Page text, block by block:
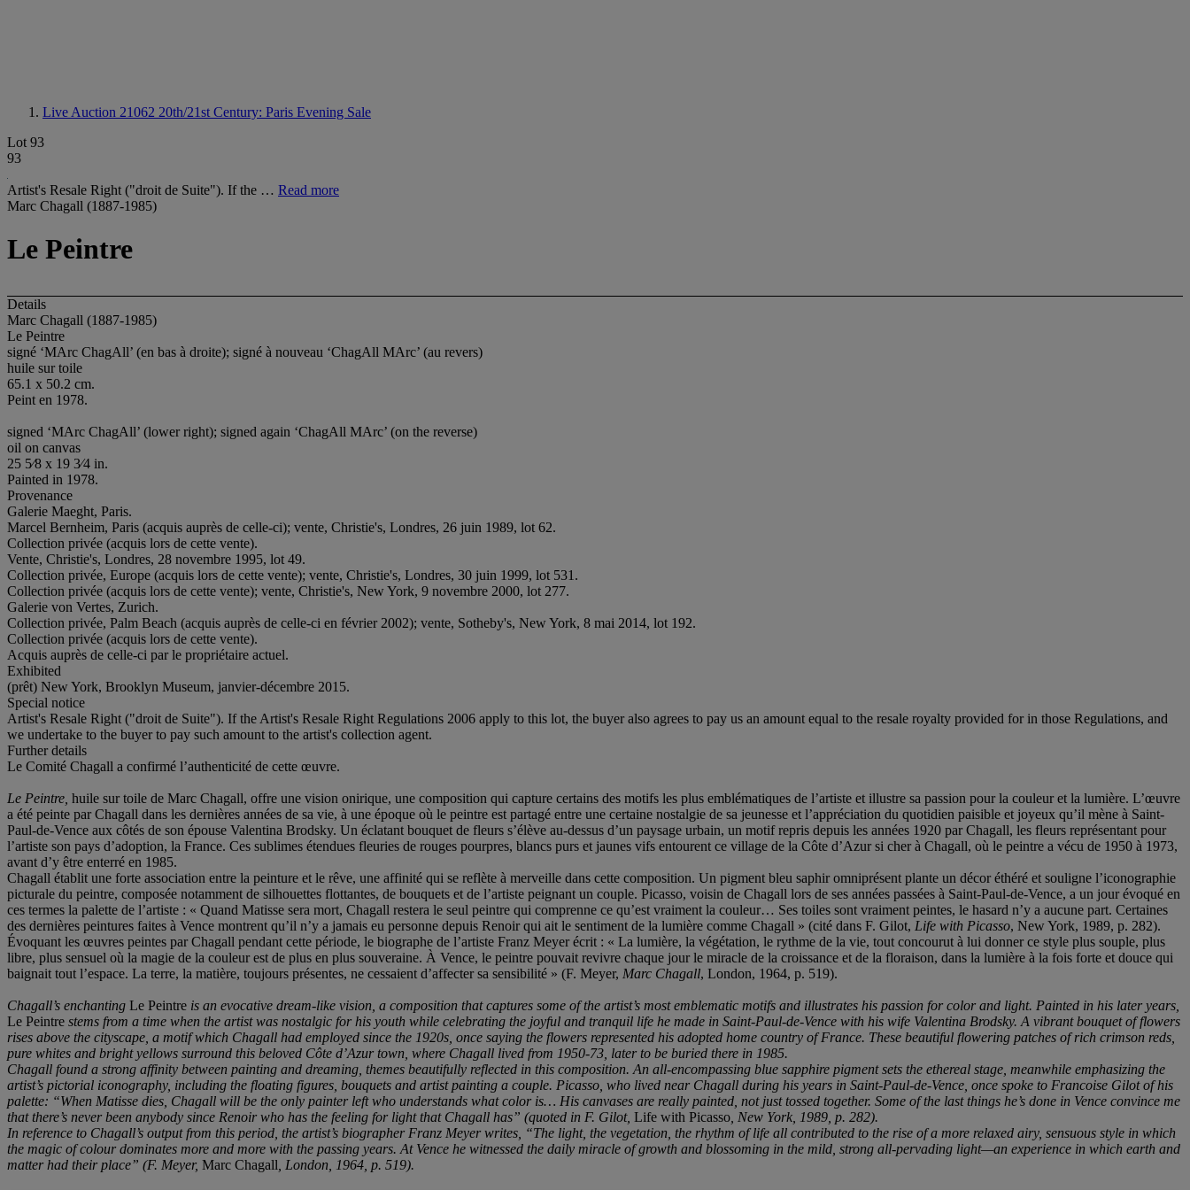
Live Auction 21062 20th/21st Century: Paris Evening Sale
Lot 93
93
Artist's Resale Right ("droit de Suite"). If the … Read more
Marc Chagall (1887-1985)
Le Peintre
Details
Marc Chagall (1887-1985)
Le Peintre
signé ‘MArc ChagAll’ (en bas à droite); signé à nouveau ‘ChagAll MArc’ (au revers)
huile sur toile
65.1 x 50.2 cm.
Peint en 1978.
signed ‘MArc ChagAll’ (lower right); signed again ‘ChagAll MArc’ (on the reverse)
oil on canvas
25 5⁄8 x 19 3⁄4 in.
Painted in 1978.
Provenance
Galerie Maeght, Paris.
Marcel Bernheim, Paris (acquis auprès de celle-ci); vente, Christie's, Londres, 26 juin 1989, lot 62.
Collection privée (acquis lors de cette vente).
Vente, Christie's, Londres, 28 novembre 1995, lot 49.
Collection privée, Europe (acquis lors de cette vente); vente, Christie's, Londres, 30 juin 1999, lot 531.
Collection privée (acquis lors de cette vente); vente, Christie's, New York, 9 novembre 2000, lot 277.
Galerie von Vertes, Zurich.
Collection privée, Palm Beach (acquis auprès de celle-ci en février 2002); vente, Sotheby's, New York, 8 mai 2014, lot 192.
Collection privée (acquis lors de cette vente).
Acquis auprès de celle-ci par le propriétaire actuel.
Exhibited
(prêt) New York, Brooklyn Museum, janvier-décembre 2015.
Special notice
Artist's Resale Right ("droit de Suite"). If the Artist's Resale Right Regulations 2006 apply to this lot, the buyer also agrees to pay us an amount equal to the resale royalty provided for in those Regulations, and
we undertake to the buyer to pay such amount to the artist's collection agent.
Further details
Le Comité Chagall a confirmé l’authenticité de cette œuvre.
Le Peintre, huile sur toile de Marc Chagall, offre une vision onirique, une composition qui capture certains des motifs les plus emblématiques de l’artiste et illustre sa passion pour la couleur et la lumière. L’œuvre
a été peinte par Chagall dans les dernières années de sa vie, à une époque où le peintre est partagé entre une certaine nostalgie de sa jeunesse et l’appréciation du quotidien paisible et joyeux qu’il mène à Saint-
Paul-de-Vence aux côtés de son épouse Valentina Brodsky. Un éclatant bouquet de fleurs s’élève au-dessus d’un paysage urbain, un motif repris depuis les années 1920 par Chagall, les fleurs représentant pour
l’artiste son pays d’adoption, la France. Ces sublimes étendues fleuries de rouges pourpres, blancs purs et jaunes vifs entourent ce village de la Côte d’Azur si cher à Chagall, où le peintre a vécu de 1950 à 1973,
avant d’y être enterré en 1985.
Chagall établit une forte association entre la peinture et le rêve, une affinité qui se reflète à merveille dans cette composition. Un pigment bleu saphir omniprésent plante un décor éthéré et souligne l’iconographie
picturale du peintre, composée notamment de silhouettes flottantes, de bouquets et de l’artiste peignant un couple. Picasso, voisin de Chagall lors de ses années passées à Saint-Paul-de-Vence, a un jour évoqué en
ces termes la palette de l’artiste : « Quand Matisse sera mort, Chagall restera le seul peintre qui comprenne ce qu’est vraiment la couleur… Ses toiles sont vraiment peintes, le hasard n’y a aucune part. Certaines
des dernières peintures faites à Vence montrent qu’il n’y a jamais eu personne depuis Renoir qui ait le sentiment de la lumière comme Chagall » (cité dans F. Gilot, Life with Picasso, New York, 1989, p. 282).
Évoquant les œuvres peintes par Chagall pendant cette période, le biographe de l’artiste Franz Meyer écrit : « La lumière, la végétation, le rythme de la vie, tout concourut à lui donner ce style plus souple, plus
libre, plus sensuel où la magie de la couleur est de plus en plus souveraine. À Vence, le peintre pouvait revivre chaque jour le miracle de la croissance et de la floraison, dans la lumière à la fois forte et douce qui
baignait tout l’espace. La terre, la matière, toujours présentes, ne cessaient d’affecter sa sensibilité » (F. Meyer, Marc Chagall, London, 1964, p. 519).
Chagall’s enchanting Le Peintre is an evocative dream-like vision, a composition that captures some of the artist’s most emblematic motifs and illustrates his passion for color and light. Painted in his later years,
Le Peintre stems from a time when the artist was nostalgic for his youth while celebrating the joyful and tranquil life he made in Saint-Paul-de-Vence with his wife Valentina Brodsky. A vibrant bouquet of flowers
rises above the cityscape, a motif which Chagall had employed since the 1920s, once saying the flowers represented his adopted home country of France. These beautiful flowering patches of rich crimson reds,
pure whites and bright yellows surround this beloved Côte d’Azur town, where Chagall lived from 1950-73, later to be buried there in 1985.
Chagall found a strong affinity between painting and dreaming, themes beautifully reflected in this composition. An all-encompassing blue sapphire pigment sets the ethereal stage, meanwhile emphasizing the
artist’s pictorial iconography, including the floating figures, bouquets and artist painting a couple. Picasso, who lived near Chagall during his years in Saint-Paul-de-Vence, once spoke to Francoise Gilot of his
palette: “When Matisse dies, Chagall will be the only painter left who understands what color is… His canvases are really painted, not just tossed together. Some of the last things he’s done in Vence convince me
that there’s never been anybody since Renoir who has the feeling for light that Chagall has” (quoted in F. Gilot, Life with Picasso , New York, 1989, p. 282).
In reference to Chagall’s output from this period, the artist’s biographer Franz Meyer writes, “The light, the vegetation, the rhythm of life all contributed to the rise of a more relaxed airy, sensuous style in which
the magic of colour dominates more and more with the passing years. At Vence he witnessed the daily miracle of growth and blossoming in the mild, strong all-pervading light—an experience in which earth and
matter had their place” (F. Meyer, Marc Chagall , London, 1964, p. 519).